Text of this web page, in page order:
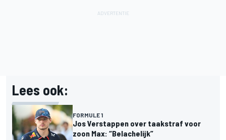
Lees ook:
FORMULE 1
Jos Verstappen over taakstraf voor
zoon Max: “Belachelijk”